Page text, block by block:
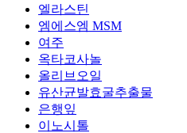
엘라스틴
엠에스엠 MSM
여주
옥타코사놀
올리브오일
유산균발효굴추출물
은행잎
이노시톨